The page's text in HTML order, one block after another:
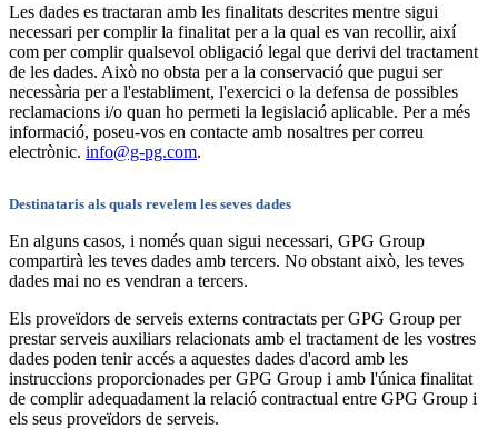
Les dades es tractaran amb les finalitats descrites mentre sigui
necessari per complir la finalitat per a la qual es van recollir, així
com per complir qualsevol obligació legal que derivi del tractament
de les dades. Això no obsta per a la conservació que pugui ser
necessària per a l'establiment, l'exercici o la defensa de possibles
reclamacions i/o quan ho permeti la legislació aplicable. Per a més
informació, poseu-vos en contacte amb nosaltres per correu
electrònic. info@g-pg.com.
Destinataris als quals revelem les seves dades
En alguns casos, i només quan sigui necessari, GPG Group
compartirà les teves dades amb tercers. No obstant això, les teves
dades mai no es vendran a tercers.
Els proveïdors de serveis externs contractats per GPG Group per
prestar serveis auxiliars relacionats amb el tractament de les vostres
dades poden tenir accés a aquestes dades d'acord amb les
instruccions proporcionades per GPG Group i amb l'única finalitat
de complir adequadament la relació contractual entre GPG Group i
els seus proveïdors de serveis.